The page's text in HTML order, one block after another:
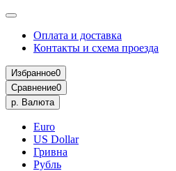
Оплата и доставка
Контакты и схема проезда
Избранное0
Сравнение0
р. Валюта
Euro
US Dollar
Гривна
Рубль